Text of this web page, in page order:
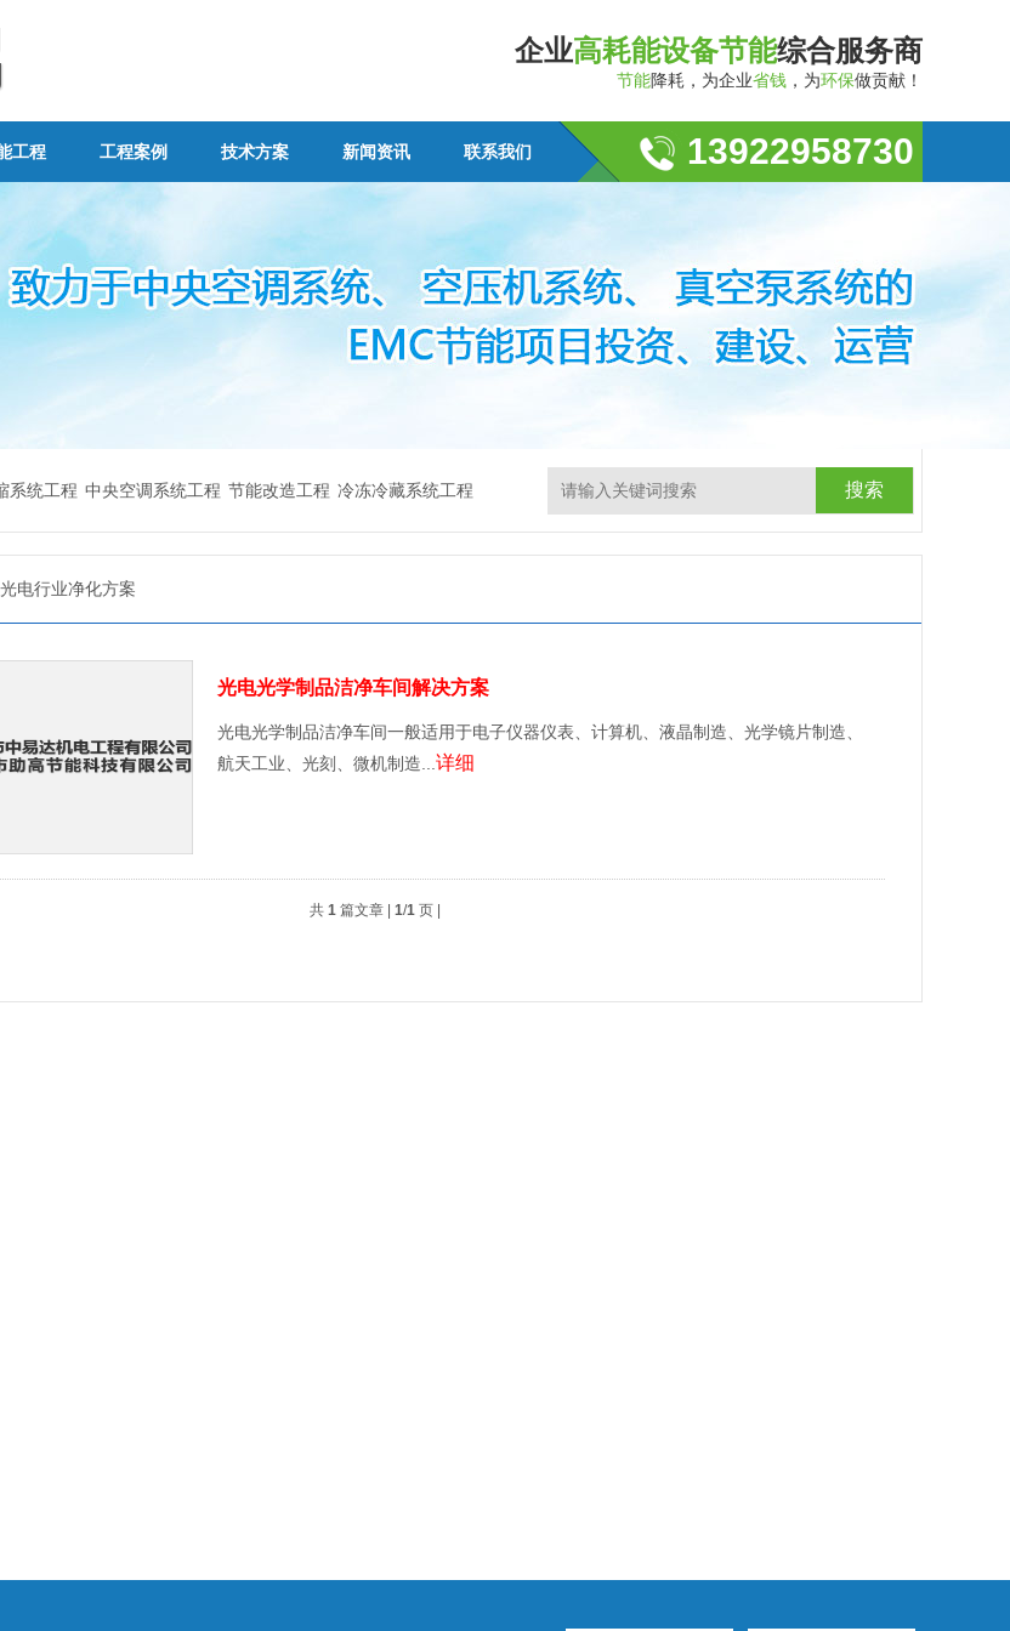
企业高耗能设备节能综合服务商
节能降耗，为企业省钱 ，为环保做贡献！
工程 工程案例 技术方案 新闻资讯 联系我们 13922958730
系统工程 中央空调系统工程 节能改造工程 冷冻冷藏系统工程
电行业净化方案
光电光学制品洁净车间解决方案
光电光学制品洁净车间一般适用于电子仪器仪表、计算机、液晶制造、光学镜片制造、
航天工业、光刻、微机制造... 详细
共 1 篇文章 | 1/1 页 |